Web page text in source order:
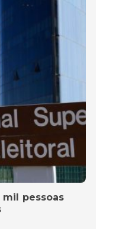
mil pessoas